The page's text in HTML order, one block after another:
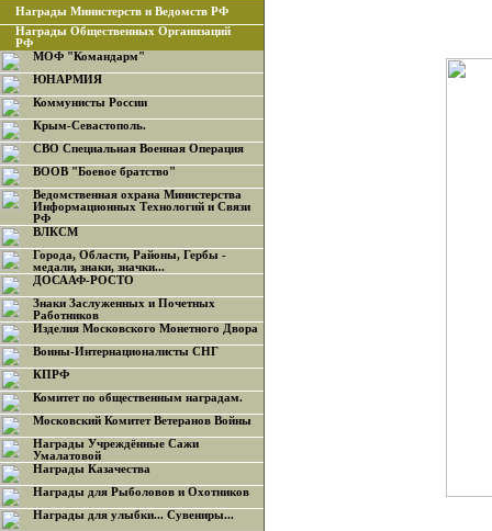
Награды Министерств и Ведомств РФ
Награды Общественных Организаций
РФ
МОФ "Командарм"
ЮНАРМИЯ
Коммунисты России
Крым-Севастополь.
СВО Специальная Военная Операция
ВООВ "Боевое братство"
Ведомственная охрана Министерства
Информационных Технологий и Связи
РФ
ВЛКСМ
Города, Области, Районы, Гербы -
медали, знаки, значки...
ДОСААФ-РОСТО
Знаки Заслуженных и Почетных
Работников
Изделия Московского Монетного Двора
Воины-Интернационалисты СНГ
КПРФ
Комитет по общественным наградам.
Московский Комитет Ветеранов Войны
Награды Учреждённые Сажи
Умалатовой
Награды Казачества
Награды для Рыболовов и Охотников
Награды для улыбки... Сувениры...